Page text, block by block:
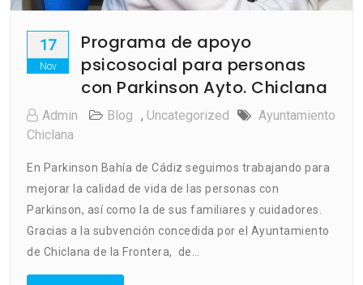
17
Nov
Programa de apoyo
psicosocial para personas
con Parkinson Ayto. Chiclana
Admin Blog , Uncategorized
Ayuntamiento
Chiclana
En Parkinson Bahía de Cádiz seguimos trabajando para
mejorar la calidad de vida de las personas con
Parkinson, así como la de sus familiares y cuidadores.
Gracias a la subvención concedida por el Ayuntamiento
de Chiclana de la Frontera, de…